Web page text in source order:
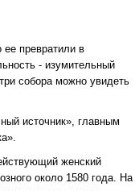
ее превратили в
- изумительный
собора можно увидеть
источник», главным
женский
около 1580 года. На